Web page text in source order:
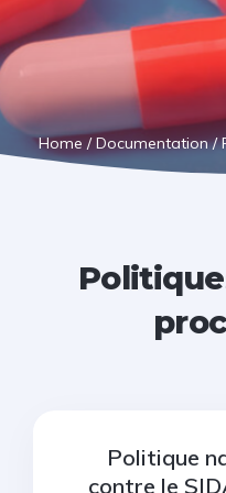
Home / Documentation /
Politique
contre le